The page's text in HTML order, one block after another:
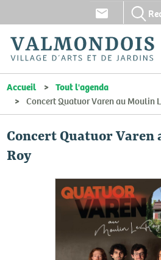
Aller
au
contenu
En-
tête
-
Accueil Tout l'agenda
Concert Quatuor Varen au Moulin
Concert Quatuor Varen
Roy